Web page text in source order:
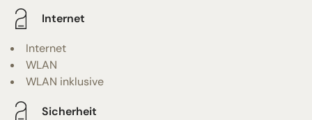
Internet
Internet
WLAN
WLAN inklusive
Sicherheit